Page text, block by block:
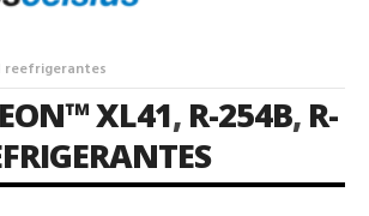
reefrigerantes
XL41, R-254B, R-